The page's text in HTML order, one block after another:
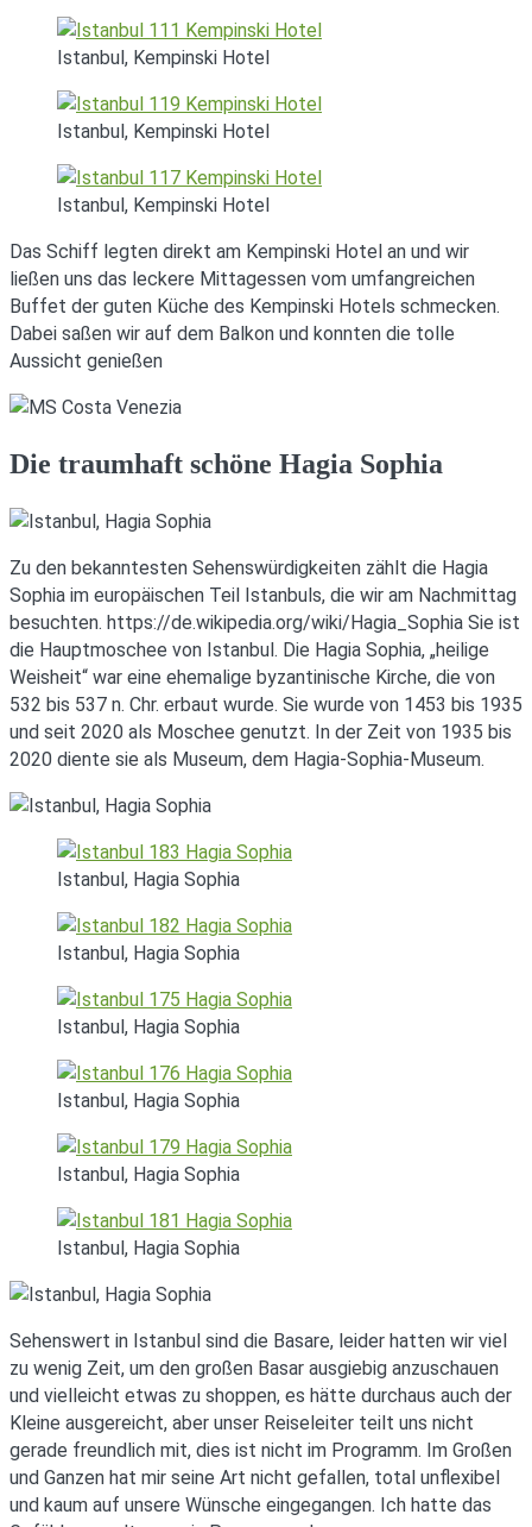
Istanbul, Kempinski Hotel
Istanbul, Kempinski Hotel
Istanbul, Kempinski Hotel
Das Schiff legten direkt am Kempinski Hotel an und wir
ließen uns das leckere Mittagessen vom umfangreichen
Buffet der guten Küche des Kempinski Hotels schmecken.
Dabei saßen wir auf dem Balkon und konnten die tolle
Aussicht genießen
Die traumhaft schöne Hagia Sophia
Zu den bekanntesten Sehenswürdigkeiten zählt die Hagia
Sophia im europäischen Teil Istanbuls, die wir am Nachmittag
besuchten. https://de.wikipedia.org/wiki/Hagia_Sophia Sie ist
die Hauptmoschee von Istanbul. Die Hagia Sophia, „heilige
Weisheit“ war eine ehemalige byzantinische Kirche, die von
532 bis 537 n. Chr. erbaut wurde. Sie wurde von 1453 bis 1935
und seit 2020 als Moschee genutzt. In der Zeit von 1935 bis
2020 diente sie als Museum, dem Hagia-Sophia-Museum.
Istanbul, Hagia Sophia
Istanbul, Hagia Sophia
Istanbul, Hagia Sophia
Istanbul, Hagia Sophia
Istanbul, Hagia Sophia
Istanbul, Hagia Sophia
Sehenswert in Istanbul sind die Basare, leider hatten wir viel
zu wenig Zeit, um den großen Basar ausgiebig anzuschauen
und vielleicht etwas zu shoppen, es hätte durchaus auch der
Kleine ausgereicht, aber unser Reiseleiter teilt uns nicht
gerade freundlich mit, dies ist nicht im Programm. Im Großen
und Ganzen hat mir seine Art nicht gefallen, total unflexibel
und kaum auf unsere Wünsche eingegangen. Ich hatte das